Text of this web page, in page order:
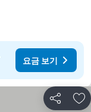
요금 보기
공유 즐